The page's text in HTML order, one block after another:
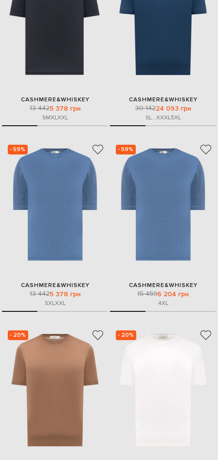
CASHMERE&WHISKEY
13 4425 378 грн
SMXLXXL
CASHMERE&WHISKEY
30 14224 093 грн
SL...XXXL5XL
- 59%
CASHMERE&WHISKEY
13 4425 378 грн
SXLXXL
- 59%
CASHMERE&WHISKEY
15 4596 204 грн
4XL
- 20% - 20%